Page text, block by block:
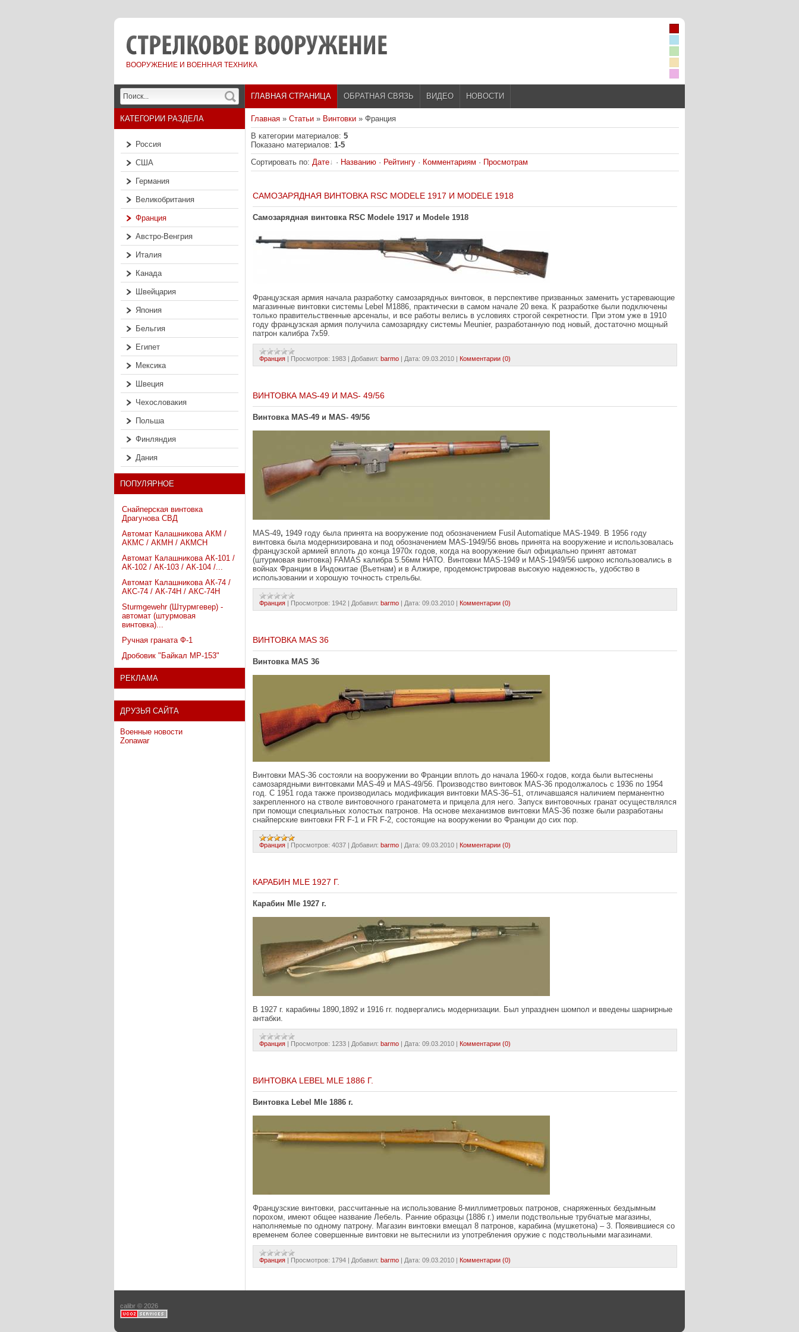
ВООРУЖЕНИЕ И ВОЕННАЯ ТЕХНИКА
ГЛАВНАЯ СТРАНИЦА ОБРАТНАЯ СВЯЗЬ ВИДЕО НОВОСТИ
КАТЕГОРИИ РАЗДЕЛА
Россия
США
Германия
Великобритания
Франция
Австро-Венгрия
Италия
Канада
Швейцария
Япония
Бельгия
Египет
Мексика
Швеция
Чехословакия
Польша
Финляндия
Дания
ПОПУЛЯРНОЕ
Снайперская винтовка
Драгунова СВД
Автомат Калашникова АКМ /
АКМС / АКМН / АКМСН
Автомат Калашникова АК-101 /
АК-102 / АК-103 / АК-104 /...
Автомат Калашникова АК-74 /
АКС-74 / АК-74Н / АКС-74Н
Sturmgewehr (Штурмгевер) -
автомат (штурмовая
винтовка)...
Ручная граната Ф-1
Дробовик "Байкал МР-153"
РЕКЛАМА
ДРУЗЬЯ САЙТА
Военные новости
Zonawar
Главная » Статьи » Винтовки » Франция
В категории материалов: 5
Показано материалов: 1-5
Сортировать по: Дате · Названию · Рейтингу · Комментариям · Просмотрам
САМОЗАРЯДНАЯ ВИНТОВКА RSC MODELE 1917 И MODELE 1918
Самозарядная винтовка RSC Modele 1917 и Modele 1918
Французская армия начала разработку самозарядных винтовок, в перспективе призванных заменить устаревающие
магазинные винтовки системы Lebel M1886, практически в самом начале 20 века. К разработке были подключены
только правительственные арсеналы, и все работы велись в условиях строгой секретности. При этом уже в 1910
году французская армия получила самозарядку системы Meunier, разработанную под новый, достаточно мощный
патрон калибра 7х59.
Франция | Просмотров: 1983 | Добавил: barmo | Дата: 09.03.2010 | Комментарии (0)
ВИНТОВКА MAS-49 И MAS- 49/56
Винтовка MAS-49 и MAS- 49/56
MAS-49, 1949 году была принята на вооружение под обозначением Fusil Automatique MAS-1949. В 1956 году
винтовка была модернизирована и под обозначением MAS-1949/56 вновь принята на вооружение и использовалась
французской армией вплоть до конца 1970х годов, когда на вооружение был официально принят автомат
(штурмовая винтовка) FAMAS калибра 5.56мм НАТО. Винтовки MAS-1949 и MAS-1949/56 широко использовались в
войнах Франции в Индокитае (Вьетнам) и в Алжире, продемонстрировав высокую надежность, удобство в
использовании и хорошую точность стрельбы.
Франция | Просмотров: 1942 | Добавил: barmo | Дата: 09.03.2010 | Комментарии (0)
ВИНТОВКА MAS 36
Винтовка MAS 36
Винтовки MAS-36 состояли на вооружении во Франции вплоть до начала 1960-х годов, когда были вытеснены
самозарядными винтовками MAS-49 и MAS-49/56. Производство винтовок MAS-36 продолжалось с 1936 по 1954
год. С 1951 года также производилась модификация винтовки MAS-36–51, отличавшаяся наличием перманентно
закрепленного на стволе винтовочного гранатомета и прицела для него. Запуск винтовочных гранат осуществлялся
при помощи специальных холостых патронов. На основе механизмов винтовки MAS-36 позже были разработаны
снайперские винтовки FR F-1 и FR F-2, состоящие на вооружении во Франции до сих пор.
Франция | Просмотров: 4037 | Добавил: barmo | Дата: 09.03.2010 | Комментарии (0)
КАРАБИН МLE 1927 Г.
Карабин Мle 1927 г.
В 1927 г. карабины 1890,1892 и 1916 гг. подвергались модернизации. Был упразднен шомпол и введены шарнирные
антабки.
Франция | Просмотров: 1233 | Добавил: barmo | Дата: 09.03.2010 | Комментарии (0)
ВИНТОВКА LEBEL МLE 1886 Г.
Винтовка Lebel Мle 1886 г.
Французские винтовки, рассчитанные на использование 8-миллиметровых патронов, снаряженных бездымным
порохом, имеют общее название Лебель. Ранние образцы (1886 г.) имели подствольные трубчатые магазины,
наполняемые по одному патрону. Магазин винтовки вмещал 8 патронов, карабина (мушкетона) – 3. Появившиеся со
временем более совершенные винтовки не вытеснили из употребления оружие с подствольными магазинами.
Франция | Просмотров: 1794 | Добавил: barmo | Дата: 09.03.2010 | Комментарии (0)
calibr © 2026